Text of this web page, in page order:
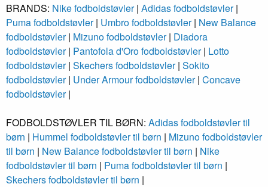
BRANDS: Nike fodboldstøvler| Adidas fodboldstøvler|
Puma fodboldstøvler| Umbro fodboldstøvler| New Balance
fodboldstøvler| Mizuno fodboldstøvler| Diadora
fodboldstøvler| Pantofola d'Oro fodboldstøvler| Lotto
fodboldstøvler| Skechers fodboldstøvler| Sokito
fodboldstøvler| Under Armour fodboldstøvler| Concave
fodboldstøvler|
FODBOLDSTØVLER TIL BØRN: Adidas fodboldstøvler til
børn | Hummel fodboldstøvler til børn | Mizuno fodboldstøvler
til børn | New Balance fodboldstøvler til børn | Nike
fodboldstøvler til børn | Puma fodboldstøvler til børn |
Skechers fodboldstøvler til børn |